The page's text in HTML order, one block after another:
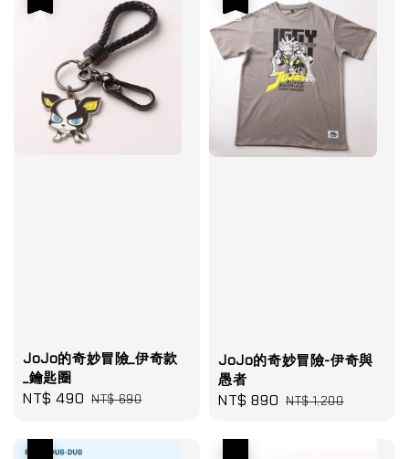
JoJo的奇妙冒險_伊奇款
_鑰匙圈
Sale
NT$ 490 Regular
NT$ 690
JoJo的奇妙冒險-伊奇與
愚者
Sale
NT$ 890 Regular
NT$ 1,200